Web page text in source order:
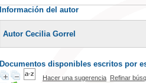
Información del autor
Autor Cecilia Gorrel
Documentos disponibles escritos por
Hacer una sugerencia Refinar